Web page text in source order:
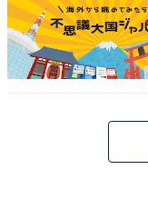
実朝役は意表を
柿澤さんの“主戦場
ざめ』（劇団四季
『ブラッド・ブラ